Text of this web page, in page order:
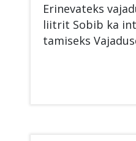
Eri­ne­va­teks
liit­rit So­bib ka
ta­mi­seks